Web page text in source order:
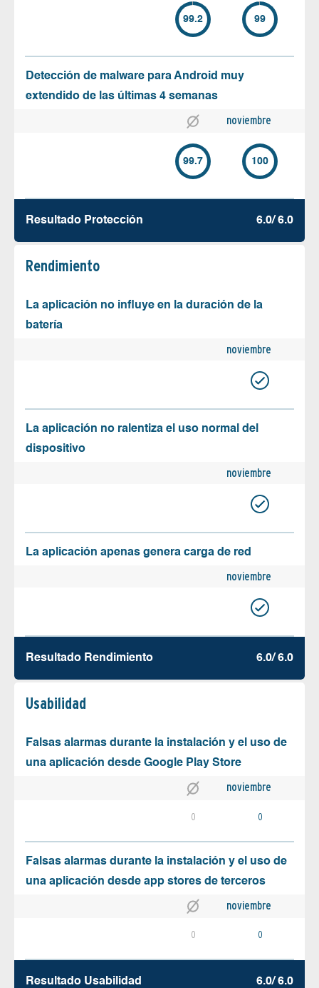
99.2 99
Detección de malware para Android muy
extendido de las últimas 4 semanas
noviembre
99.7 100
Resultado Protección 6.0/ 6.0
Rendimiento
La aplicación no influye en la duración de la
batería
noviembre
La aplicación no ralentiza el uso normal del
dispositivo
noviembre
La aplicación apenas genera carga de red
noviembre
Resultado Rendimiento 6.0/ 6.0
Usabilidad
Falsas alarmas durante la instalación y el uso de
una aplicación desde Google Play Store
noviembre
0 0
Falsas alarmas durante la instalación y el uso de
una aplicación desde app stores de terceros
noviembre
0 0
Resultado Usabilidad 6.0/ 6.0